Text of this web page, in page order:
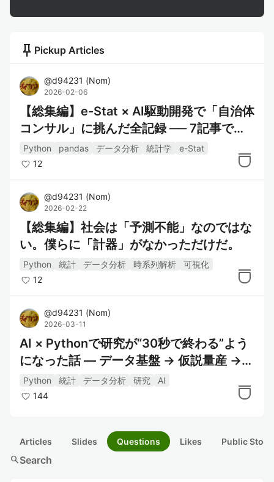
push_pin Pickup Articles
@d94231 (Nom)
2026-02-06
【総集編】e-Stat × AI駆動開発で「自治体
コンサル」に挑んだ全記録 ── 7記事で辿
る、失敗→発見→検証の進化プロセス
Python pandas データ分析 統計学
e-Stat
12
@d94231 (Nom)
2026-02-22
【総集編】社会は「予測不能」なのではな
い。僕らに「計器」がなかっただけだ。
Python 統計 データ分析 時系列解析
可視化
12
@d94231 (Nom)
2026-03-11
AI × Pythonで研究が“30秒で終わる”よう
になった話 ― データ基盤 → 仮説量産 →
高速検証の時代へ
Python 統計 データ分析 研究
AI
144
Articles Slides Questions Likes Public
searchSearch